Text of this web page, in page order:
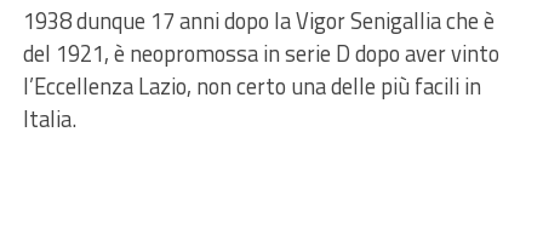
1938 dunque 17 anni dopo la Vigor Senigallia che è
del 1921, è neopromossa in serie D dopo aver vinto
l’Eccellenza Lazio, non certo una delle più facili in
Italia.